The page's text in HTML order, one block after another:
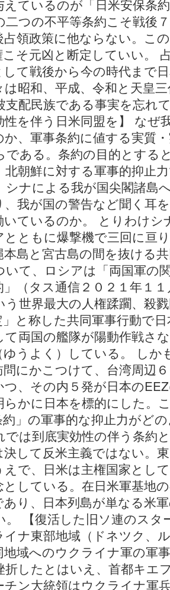
えているのが「日米安保条
つの不平等条約こそ戦後
占領政策に他ならない。こ
そ元凶と断定していい。
て戦後から今の時代まで
昭和、平成、令和と天皇
支配民族である事実を忘れ
性を伴う日米同盟を】 なぜ
、軍事条約に値する実質
である。条約の目的とする
朝鮮に対する軍事的抑止
シナによる我が国尖閣諸島
、我が国の警告など聞く耳
いているのか。 とりわけシ
とともに爆撃機で三回に亘
本島と宮古島の間を抜ける
いて、ロシアは「両国軍の
（タス通信２０２１年１
う世界最大の人権蹂躙、殺
」と称した共同軍事行動で
て両国の艦隊が陽動作戦さ
ゆうよく）している。 しか
にかこつけて、台湾周辺
、その内５発が日本の
らかに日本を標的にした。
約」の軍事的な抑止力がど
では到底実効性の伴う条約
して反米主義ではない。
で、日米は主権国家とし
している。在日米軍基地
あり、日本列島が単なる米
。 【復活した旧ソ連のスタ
イナ東部地域（ドネツク、
域へのウクライナ軍の軍
折したとはいえ、首都キエ
チン大統領はウクライナ軍